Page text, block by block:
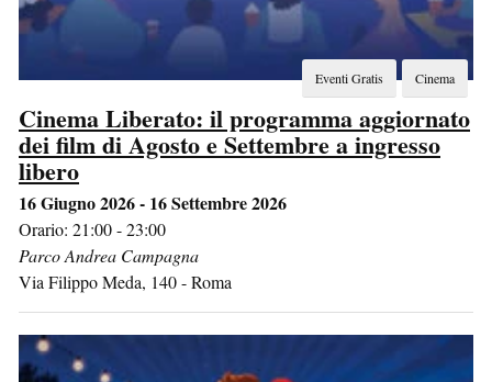
Cinema
Eventi Gratis
Cinema Liberato: il programma aggiornato
dei film di Agosto e Settembre a ingresso
libero
16 Giugno 2026 - 16 Settembre 2026
Orario: 21:00 - 23:00
Parco Andrea Campagna
Via Filippo Meda, 140-Roma